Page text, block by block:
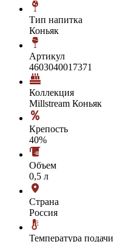
Тип напитка
Коньяк
Артикул
4603040017371
Коллекция
Millstream Коньяк
Крепость
40%
Объем
0,5 л
Страна
Россия
Температура подачи